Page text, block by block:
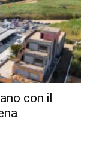
con il